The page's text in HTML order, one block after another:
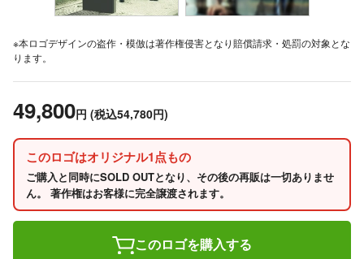
※本ロゴデザインの盗作・模倣は著作権侵害となり賠償請求・処罰の対象とな
ります。
49,800円 (税込54,780円)
このロゴはオリジナル1点もの
ご購入と同時にSOLD OUTとなり、その後の再販は一切ありませ
ん。 著作権はお客様に完全譲渡されます。
このロゴを購入する